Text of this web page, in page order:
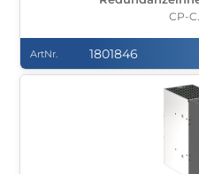
CP-
ArtNr. 1801846